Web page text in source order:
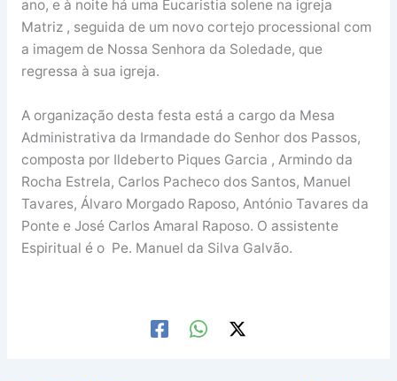
ano, e à noite há uma Eucaristia solene na igreja
Matriz , seguida de um novo cortejo processional com
a imagem de Nossa Senhora da Soledade, que
regressa à sua igreja.
A organização desta festa está a cargo da Mesa
Administrativa da Irmandade do Senhor dos Passos,
composta por Ildeberto Piques Garcia , Armindo da
Rocha Estrela, Carlos Pacheco dos Santos, Manuel
Tavares, Álvaro Morgado Raposo, António Tavares da
Ponte e José Carlos Amaral Raposo. O assistente
Espiritual é o Pe. Manuel da Silva Galvão.